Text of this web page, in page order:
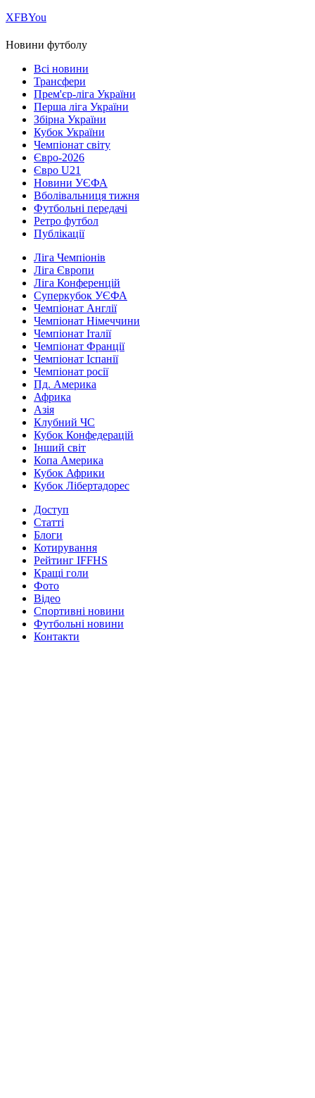
ХFBYou
Новини футболу
Всі новини
Трансфери
Прем'єр-ліга України
Перша ліга України
Збірна України
Кубок України
Чемпіонат світу
Євро-2026
Євро U21
Новини УЄФА
Вболівальниця тижня
Футбольні передачі
Ретро футбол
Публікації
Ліга Чемпіонів
Ліга Європи
Ліга Конференцій
Суперкубок УЄФА
Чемпіонат Англії
Чемпіонат Німеччини
Чемпіонат Італії
Чемпіонат Франції
Чемпіонат Іспанії
Чемпіонат росії
Пд. Америка
Африка
Азія
Клубний ЧС
Кубок Конфедерацій
Інший світ
Копа Америка
Кубок Африки
Кубок Лібертадорес
Доступ
Статті
Блоги
Котирування
Рейтинг IFFHS
Кращі голи
Фото
Відео
Спортивні новини
Футбольні новини
Контакти